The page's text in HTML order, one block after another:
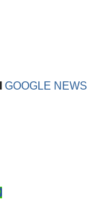
GOOGLE NEWS